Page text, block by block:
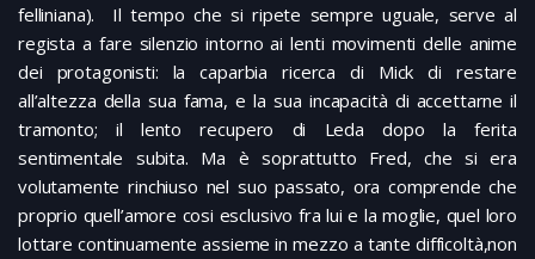
felliniana). Il tempo che si ripete sempre uguale, serve al
regista a fare silenzio intorno ai lenti movimenti delle anime
dei protagonisti: la caparbia ricerca di Mick di restare
all’altezza della sua fama, e la sua incapacità di accettarne il
tramonto; il lento recupero di Leda dopo la ferita
sentimentale subita. Ma è soprattutto Fred, che si era
volutamente rinchiuso nel suo passato, ora comprende che
proprio quell’amore cosi esclusivo fra lui e la moglie, quel loro
lottare continuamente assieme in mezzo a tante difficoltà,non